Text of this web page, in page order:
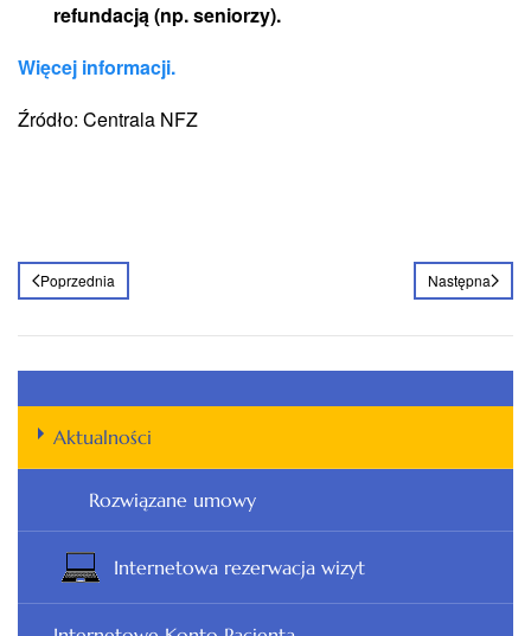
refundacją (np. seniorzy).
Więcej informacji.
Źródło: Centrala NFZ
Poprzednia Następna
Aktualności
Rozwiązane umowy
Internetowa rezerwacja wizyt